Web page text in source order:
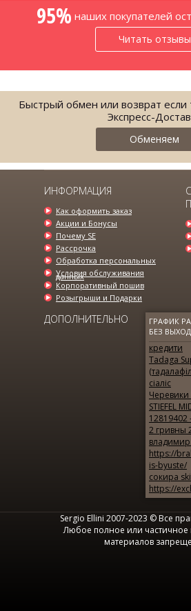
95% наших покупателей
Читать отзывы
Быстрый обмен или возврат
Экспресс-
Обменяем
ИНФОРМАЦИЯ
Как оформить заказ
Акции и Бонусы
Почему SE
Рассрочка
Обработка персональных
данных
Условия обслуживания
Корпоративный пошив
Розыгрыши и Подарки
ДОПОЛНИТЕЛЬНО
ГРАФИК
БЕЗ
кредити
Tadaga
сіаліс
Черевики
STIEFEL
12819402
2 гривны
https://
is-byuste/
сокира
https://
Sergio Ellini 2007-2023 © Все
Любое полное или частичное
материалов